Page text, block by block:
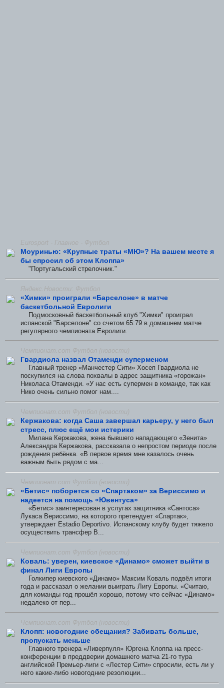
Eurosport - Главное - Футбол
Моуринью: «Крупные траты «МЮ»? На вашем месте я
бы спросил об этом Клоппа»
"Португальский стрелочник."
Яндекс.Новости: Футбол
«Химки» проиграли «Барселоне» в матче
баскетбольной Евролиги
Подмосковный баскетбольный клуб "Химки" проиграл
испанской "Барселоне" со счетом 65:79 в домашнем матче
регулярного чемпионата Евролиги.
Чемпионат.com Футбол (новости)
Гвардиола назвал Отаменди суперменом
Главный тренер «Манчестер Сити» Хосеп Гвардиола не
поскупился на слова похвалы в адрес защитника «горожан»
Николаса Отаменди. «У нас есть супермен в команде, так как
Нико очень сильно помог нам....
Чемпионат.com Футбол (новости)
Кержакова: когда Саша завершал карьеру, у него был
стресс, плюс ещё мои истерики
Милана Кержакова, жена бывшего нападающего «Зенита»
Александра Кержакова, рассказала о непростом периоде после
рождения ребёнка. «В первое время мне казалось очень
важным быть рядом с ма...
Чемпионат.com Футбол (новости)
«Бетис» поборется со «Спартаком» за Вериссимо и
надеется на помощь «Ювентуса»
«Бетис» заинтересован в услугах защитника «Сантоса»
Лукаса Вериссимо, на которого претендует «Спартак»,
утверждает Estadio Deportivo. Испанскому клубу будет тяжело
осуществить трансфер В...
Чемпионат.com Футбол (новости)
Коваль: уверен, киевское «Динамо» сможет выйти в
финал Лиги Европы
Голкипер киевского «Динамо» Максим Коваль подвёл итоги
года и рассказал о желании выиграть Лигу Европы. «Считаю,
для команды год прошёл хорошо, потому что сейчас «Динамо»
недалеко от пер...
Чемпионат.com Футбол (новости)
Клопп: новогодние обещания? Забивать больше,
пропускать меньше
Главного тренера «Ливерпуля» Юргена Клоппа на пресс-
конференции в преддверии домашнего матча 21-го тура
английской Премьер-лиги с «Лестер Сити» спросили, есть ли у
него какие-либо новогодние резолюции...